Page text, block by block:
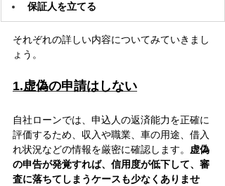
保証人を立てる
それぞれの詳しい内容についてみていきまし
ょう。
1.虚偽の申請はしない
自社ローンでは、申込人の返済能力を正確に
評価するため、収入や職業、車の用途、借入
れ状況などの情報を厳密に確認します。 虚偽
の申告が発覚すれば、信用度が低下して、審
査に落ちてしまうケースも少なくありませ